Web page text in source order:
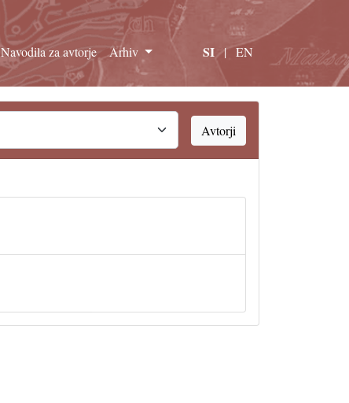
Navodila za avtorje Arhiv SI | EN
Avtorji